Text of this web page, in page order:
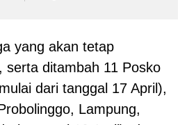
yang akan tetap
serta ditambah 11 Posko
dari tanggal 17 April),
Lampung,